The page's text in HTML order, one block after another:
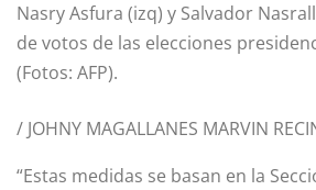
Nasry Asfura (izq) y Salvador
de votos de las elecciones
(Fotos: AFP).
/ JOHNY MAGALLANES MARVIN
“Estas medidas se basan en la